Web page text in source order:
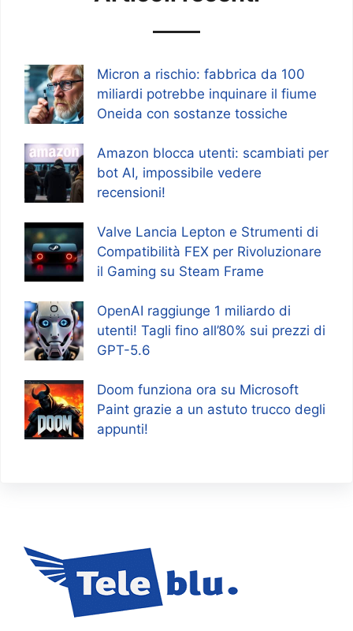
Micron a rischio: fabbrica da 100
miliardi potrebbe inquinare il fiume
Oneida con sostanze tossiche
Amazon blocca utenti: scambiati per
bot AI, impossibile vedere
recensioni!
Valve Lancia Lepton e Strumenti di
Compatibilità FEX per Rivoluzionare
il Gaming su Steam Frame
OpenAI raggiunge 1 miliardo di
utenti! Tagli fino all’80% sui prezzi di
GPT-5.6
Doom funziona ora su Microsoft
Paint grazie a un astuto trucco degli
appunti!